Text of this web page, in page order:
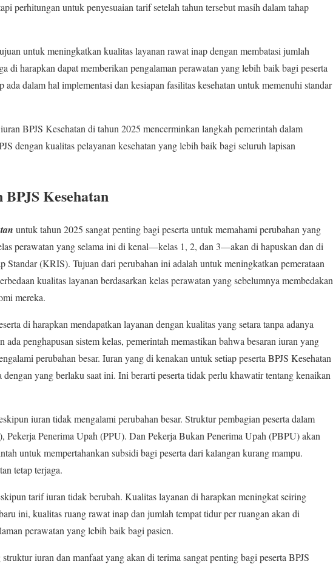
perhitungan untuk penyesuaian tarif setelah tahun tersebut masih dalam tahap
untuk meningkatkan kualitas layanan rawat inap dengan membatasi jumlah
di harapkan dapat memberikan pengalaman perawatan yang lebih baik bagi peserta
ada dalam hal implementasi dan kesiapan fasilitas kesehatan untuk memenuhi standar
iuran BPJS Kesehatan di tahun 2025 mencerminkan langkah pemerintah dalam
dengan kualitas pelayanan kesehatan yang lebih baik bagi seluruh lapisan
Kesehatan
untuk tahun 2025 sangat penting bagi peserta untuk memahami perubahan yang
perawatan yang selama ini di kenal—kelas 1, 2, dan 3—akan di hapuskan dan di
Standar (KRIS). Tujuan dari perubahan ini adalah untuk meningkatkan pemerataan
kualitas layanan berdasarkan kelas perawatan yang sebelumnya membedakan
mereka.
di harapkan mendapatkan layanan dengan kualitas yang setara tanpa adanya
penghapusan sistem kelas, pemerintah memastikan bahwa besaran iuran yang
perubahan besar. Iuran yang di kenakan untuk setiap peserta BPJS Kesehatan
yang berlaku saat ini. Ini berarti peserta tidak perlu khawatir tentang kenaikan
iuran tidak mengalami perubahan besar. Struktur pembagian peserta dalam
Pekerja Penerima Upah (PPU). Dan Pekerja Bukan Penerima Upah (PBPU) akan
untuk mempertahankan subsidi bagi peserta dari kalangan kurang mampu.
tetap terjaga.
tarif iuran tidak berubah. Kualitas layanan di harapkan meningkat seiring
ini, kualitas ruang rawat inap dan jumlah tempat tidur per ruangan akan di
perawatan yang lebih baik bagi pasien.
iuran dan manfaat yang akan di terima sangat penting bagi peserta BPJS